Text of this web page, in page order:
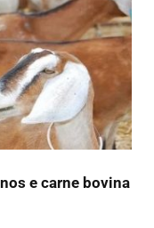
e carne bovina